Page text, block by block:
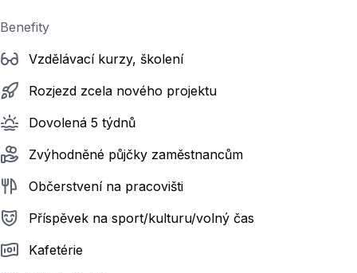
Benefity
Vzdělávací kurzy, školení
Rozjezd zcela nového projektu
Dovolená 5 týdnů
Zvýhodněné půjčky zaměstnancům
Občerstvení na pracovišti
Příspěvek na sport/kulturu/volný čas
Kafetérie